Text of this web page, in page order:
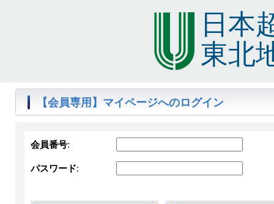
日本
東北
【会員専用】マイページへのログイン
会員番号:
パスワード: